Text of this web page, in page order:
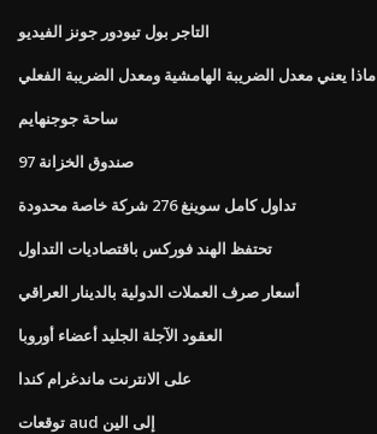
التاجر بول تيودور جونز الفيديو
ماذا يعني معدل الضريبة الهامشية ومعدل الضريبة الفعلي
ساحة جوجنهايم
97 صندوق الخزانة
تداول كامل سوينغ 276 شركة خاصة محدودة
تحتفظ الهند فوركس باقتصاديات التداول
أسعار صرف العملات الدولية بالدينار العراقي
العقود الآجلة الجليد أعضاء أوروبا
على الانترنت ماندغرام كندا
توقعات aud إلى الين